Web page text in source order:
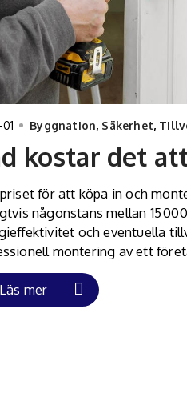
Byggnation, Säkerhet,
kostar det
för att köpa in och
någonstans mellan 15
och eventuella
montering av ett
Läs mer